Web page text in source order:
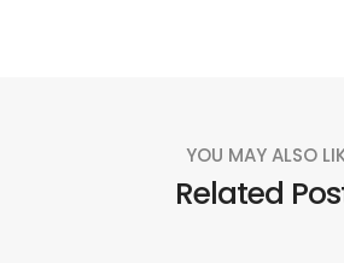
YOU MAY ALSO
Related